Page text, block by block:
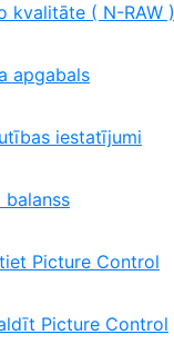
kvalitāte ( N-RAW )
apgabals
iestatījumi
balanss
Picture Control
Picture Control